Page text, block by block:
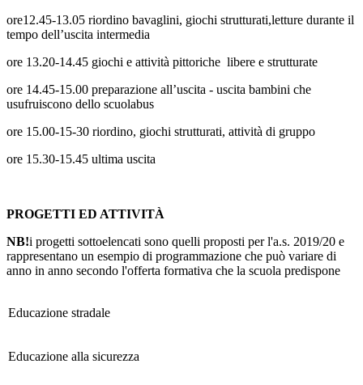
ore12.45-13.05 riordino bavaglini, giochi strutturati,letture durante il
tempo dell’uscita intermedia
ore 13.20-14.45 giochi e attività pittoriche libere e strutturate
ore 14.45-15.00 preparazione all’uscita - uscita bambini che
usufruiscono dello scuolabus
ore 15.00-15-30 riordino, giochi strutturati, attività di gruppo
ore 15.30-15.45 ultima uscita
PROGETTI ED ATTIVITÀ
NB!i progetti sottoelencati sono quelli proposti per l'a.s. 2019/20 e
rappresentano un esempio di programmazione che può variare di
anno in anno secondo l'offerta formativa che la scuola predispone
Educazione stradale
Educazione alla sicurezza